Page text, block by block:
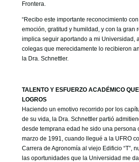
Frontera.
“Recibo este importante reconocimiento
emoción, gratitud y humildad, y con la gran
implica seguir aportando a mi Universidad,
colegas que merecidamente lo recibieron
la Dra. Schnettler.
TALENTO Y ESFUERZO ACADÉMICO
LOGROS
Haciendo un emotivo recorrido por los
de su vida, la Dra. Schnettler partió
desde temprana edad he sido una persona
marzo de 1991, cuando llegué a la UFRO
Carrera de Agronomía al viejo Edificio “T”,
las oportunidades que la Universidad me